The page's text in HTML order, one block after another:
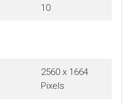
10
2560 x 1664
Pixels